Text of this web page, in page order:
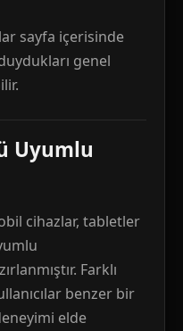
sayfa içerisinde
genel
Uyumlu
cihazlar, tabletler
Farklı
benzer bir
elde